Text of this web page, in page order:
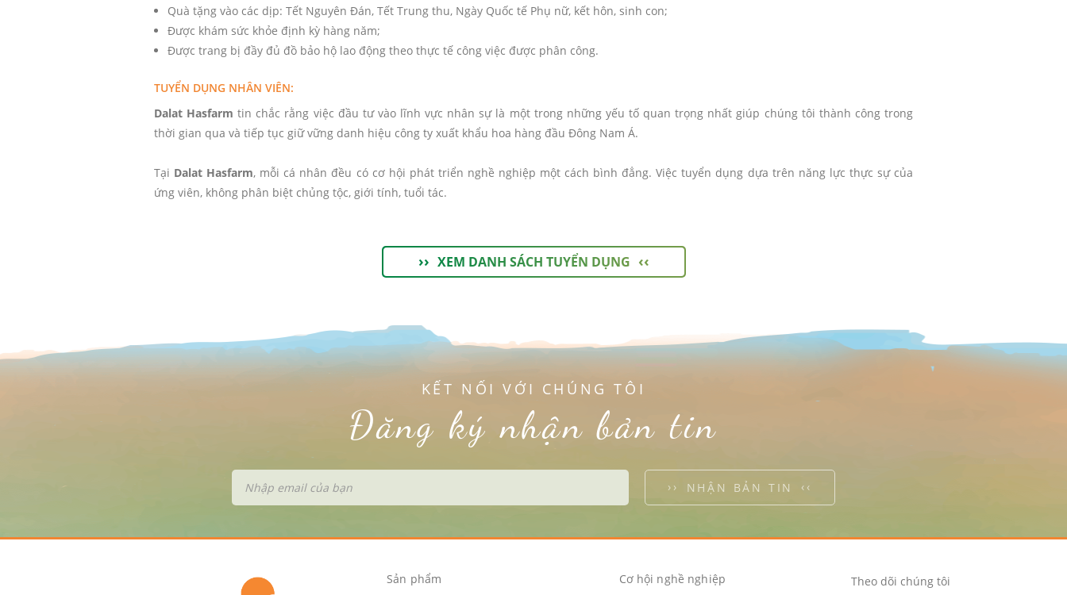
Quà tặng vào các dịp: Tết Nguyên Đán, Tết Trung thu, Ngày Quốc tế Phụ nữ, kết hôn, sinh con;
Được khám sức khỏe định kỳ hàng năm;
Được trang bị đầy đủ đồ bảo hộ lao động theo thực tế công việc được phân công.
TUYỂN DỤNG NHÂN VIÊN:
Dalat Hasfarm tin chắc rằng việc đầu tư vào lĩnh vực nhân sự là một trong những yếu tố quan trọng nhất giúp chúng tôi thành công trong
thời gian qua và tiếp tục giữ vững danh hiệu công ty xuất khẩu hoa hàng đầu Đông Nam Á.
Tại Dalat Hasfarm, mỗi cá nhân đều có cơ hội phát triển nghề nghiệp một cách bình đẳng. Việc tuyển dụng dựa trên năng lực thực sự của
ứng viên, không phân biệt chủng tộc, giới tính, tuổi tác.
XEM DANH SÁCH TUYỂN DỤNG
KẾT NỐI VỚI CHÚNG TÔI
Đăng ký nhận bản tin
NHẬN BẢN TIN
Sản phẩm Cơ hội nghề nghiệp Theo dõi chúng tôi